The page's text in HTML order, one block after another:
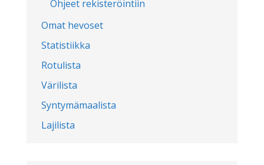
Ohjeet rekisteröintiin
Omat hevoset
Statistiikka
Rotulista
Värilista
Syntymämaalista
Lajilista